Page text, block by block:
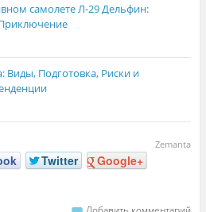
самолете Л-29 Дельфин:
Виды, Подготовка, Риски и
Zemanta
Twitter
Google+